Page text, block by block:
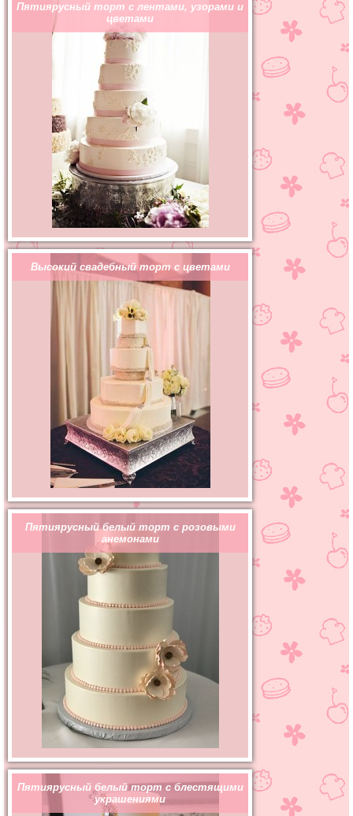
Пятиярусный торт с лентами, узорами и
цветами
Высокий свадебный торт с цветами
Пятиярусный белый торт с розовыми
анемонами
Пятиярусный белый торт с блестящими
украшениями